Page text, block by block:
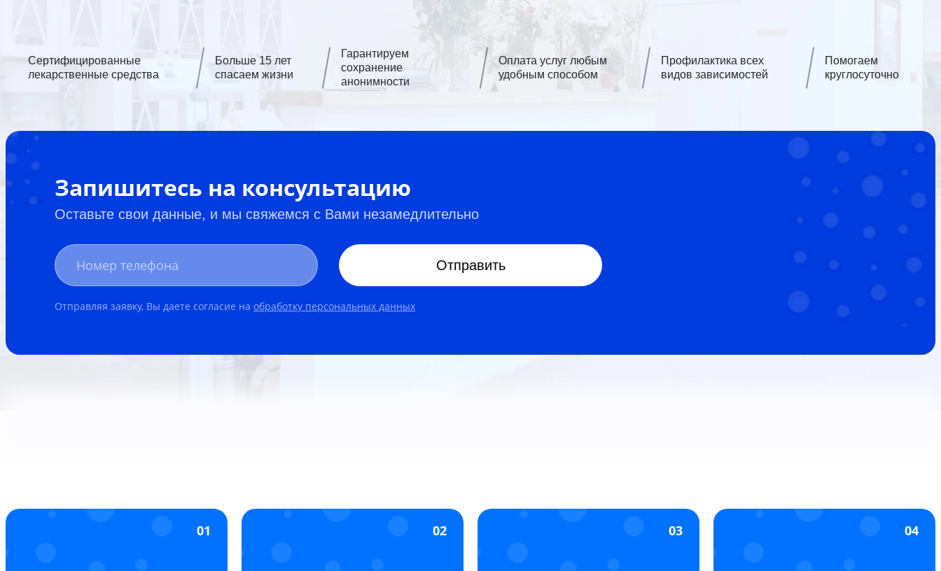
Сертифицированные
лекарственные средства
Больше 15 лет
спасаем жизни
Гарантируем
сохранение
анонимности
Оплата услуг любым
удобным способом
Профилактика всех
видов зависимостей
Помогаем
круглосуточно
Запишитесь на консультацию
Оставьте свои данные, и мы свяжемся с Вами незамедлительно
Отправить
Отправляя заявку, Вы даете согласие на обработку персональных данных
01 02 03 04